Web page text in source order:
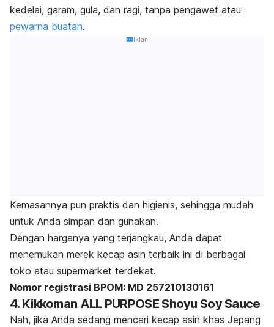
kedelai, garam, gula, dan ragi, tanpa pengawet atau
pewarna buatan.
Iklan
Kemasannya pun praktis dan higienis, sehingga mudah
untuk Anda simpan dan gunakan.
Dengan harganya yang terjangkau, Anda dapat
menemukan merek kecap asin terbaik ini di berbagai
toko atau supermarket terdekat.
Nomor registrasi BPOM: MD 257210130161
4. Kikkoman ALL PURPOSE Shoyu Soy Sauce
Nah, jika Anda sedang mencari kecap asin khas Jepang